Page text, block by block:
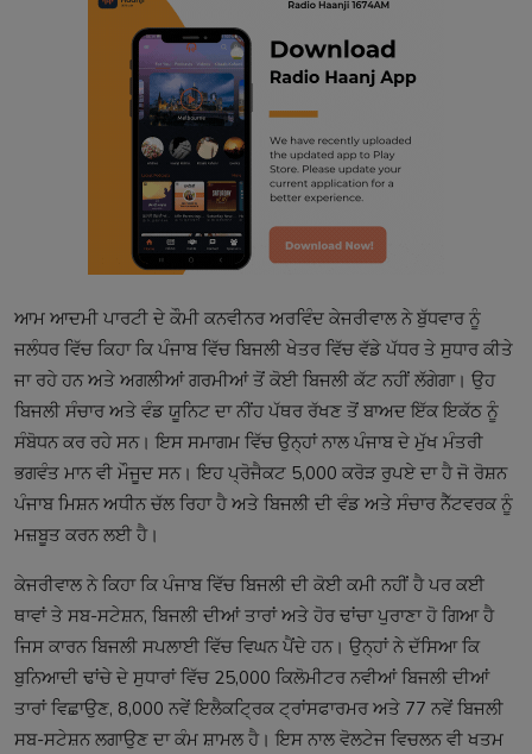
ਆਮ ਆਦਮੀ ਪਾਰਟੀ ਦੇ ਕੌਮੀ ਕਨਵੀਨਰ ਅਰਵਿੰਦ ਕੇਜਰੀਵਾਲ ਨੇ ਬੁੱਧਵਾਰ ਨੂੰ
ਜਲੰਧਰ ਵਿੱਚ ਕਿਹਾ ਕਿ ਪੰਜਾਬ ਵਿੱਚ ਬਿਜਲੀ ਖੇਤਰ ਵਿੱਚ ਵੱਡੇ ਪੱਧਰ ਤੇ ਸੁਧਾਰ ਕੀਤੇ
ਜਾ ਰਹੇ ਹਨ ਅਤੇ ਅਗਲੀਆਂ ਗਰਮੀਆਂ ਤੋਂ ਕੋਈ ਬਿਜਲੀ ਕੱਟ ਨਹੀਂ ਲੱਗੇਗਾ। ਉਹ
ਬਿਜਲੀ ਸੰਚਾਰ ਅਤੇ ਵੰਡ ਯੂਨਿਟ ਦਾ ਨੀਂਹ ਪੱਥਰ ਰੱਖਣ ਤੋਂ ਬਾਅਦ ਇੱਕ ਇਕੱਠ ਨੂੰ
ਸੰਬੋਧਨ ਕਰ ਰਹੇ ਸਨ। ਇਸ ਸਮਾਗਮ ਵਿੱਚ ਉਨ੍ਹਾਂ ਨਾਲ ਪੰਜਾਬ ਦੇ ਮੁੱਖ ਮੰਤਰੀ
ਭਗਵੰਤ ਮਾਨ ਵੀ ਮੌਜੂਦ ਸਨ। ਇਹ ਪ੍ਰੋਜੈਕਟ 5,000 ਕਰੋੜ ਰੁਪਏ ਦਾ ਹੈ ਜੋ ਰੋਸ਼ਨ
ਪੰਜਾਬ ਮਿਸ਼ਨ ਅਧੀਨ ਚੱਲ ਰਿਹਾ ਹੈ ਅਤੇ ਬਿਜਲੀ ਦੀ ਵੰਡ ਅਤੇ ਸੰਚਾਰ ਨੈੱਟਵਰਕ ਨੂੰ
ਮਜ਼ਬੂਤ ਕਰਨ ਲਈ ਹੈ।
ਕੇਜਰੀਵਾਲ ਨੇ ਕਿਹਾ ਕਿ ਪੰਜਾਬ ਵਿੱਚ ਬਿਜਲੀ ਦੀ ਕੋਈ ਕਮੀ ਨਹੀਂ ਹੈ ਪਰ ਕਈ
ਥਾਵਾਂ ਤੇ ਸਬ-ਸਟੇਸ਼ਨ, ਬਿਜਲੀ ਦੀਆਂ ਤਾਰਾਂ ਅਤੇ ਹੋਰ ਢਾਂਚਾ ਪੁਰਾਣਾ ਹੋ ਗਿਆ ਹੈ
ਜਿਸ ਕਾਰਨ ਬਿਜਲੀ ਸਪਲਾਈ ਵਿੱਚ ਵਿਘਨ ਪੈਂਦੇ ਹਨ। ਉਨ੍ਹਾਂ ਨੇ ਦੱਸਿਆ ਕਿ
ਬੁਨਿਆਦੀ ਢਾਂਚੇ ਦੇ ਸੁਧਾਰਾਂ ਵਿੱਚ 25,000 ਕਿਲੋਮੀਟਰ ਨਵੀਆਂ ਬਿਜਲੀ ਦੀਆਂ
ਤਾਰਾਂ ਵਿਛਾਉਣ, 8,000 ਨਵੇਂ ਇਲੈਕਟ੍ਰਿਕ ਟ੍ਰਾਂਸਫਾਰਮਰ ਅਤੇ 77 ਨਵੇਂ ਬਿਜਲੀ
ਸਬ-ਸਟੇਸ਼ਨ ਲਗਾਉਣ ਦਾ ਕੰਮ ਸ਼ਾਮਲ ਹੈ। ਇਸ ਨਾਲ ਵੋਲਟੇਜ ਵਿਚਲਨ ਵੀ ਖਤਮ